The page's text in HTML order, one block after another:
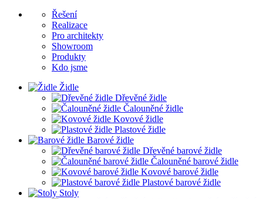
Řešení
Realizace
Pro architekty
Showroom
Produkty
Kdo jsme
Židle
Dřevěné židle
Čalouněné židle
Kovové židle
Plastové židle
Barové židle
Dřevěné barové židle
Čalouněné barové židle
Kovové barové židle
Plastové barové židle
Stoly